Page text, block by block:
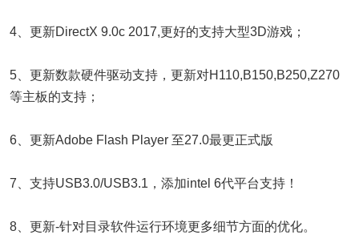
4、更新DirectX 9.0c 2017,更好的支持大型3D游戏；
5、更新数款硬件驱动支持，更新对H110,B150,B250,Z270
等主板的支持；
6、更新Adobe Flash Player 至27.0最更正式版
7、支持USB3.0/USB3.1，添加intel 6代平台支持！
8、更新-针对目录软件运行环境更多细节方面的优化。